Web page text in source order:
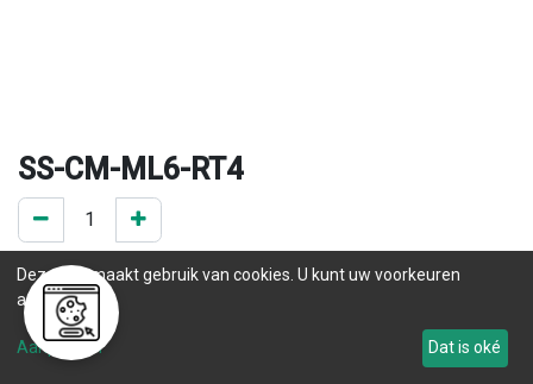
SS-CM-ML6-RT4
0 ST op voorraad
.
Levertijd
Deze site maakt gebruik van cookies. U kunt uw voorkeuren
aanpassen.
Aanpassen Dat is oké